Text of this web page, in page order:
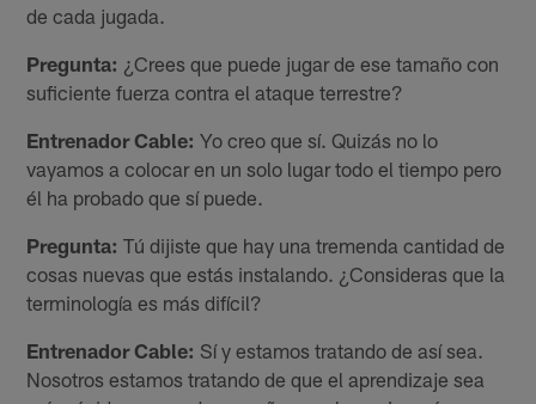
de cada jugada.
Pregunta: ¿Crees que puede jugar de ese tamaño con
suficiente fuerza contra el ataque terrestre?
Entrenador Cable: Yo creo que sí. Quizás no lo
vayamos a colocar en un solo lugar todo el tiempo pero
él ha probado que sí puede.
Pregunta: Tú dijiste que hay una tremenda cantidad de
cosas nuevas que estás instalando. ¿Consideras que la
terminología es más difícil?
Entrenador Cable: Sí y estamos tratando de así sea.
Nosotros estamos tratando de que el aprendizaje sea